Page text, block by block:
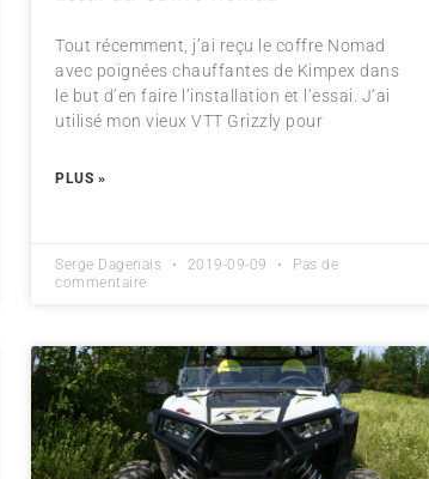
Tout récemment, j’ai reçu le coffre Nomad
avec poignées chauffantes de Kimpex dans
le but d’en faire l’installation et l’essai. J’ai
utilisé mon vieux VTT Grizzly pour
PLUS »
Serge Dagenais 2019-09-09
Pas de
commentaire